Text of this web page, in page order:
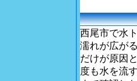
西尾市で水
濡れが広が
だけが原因
度も水を流